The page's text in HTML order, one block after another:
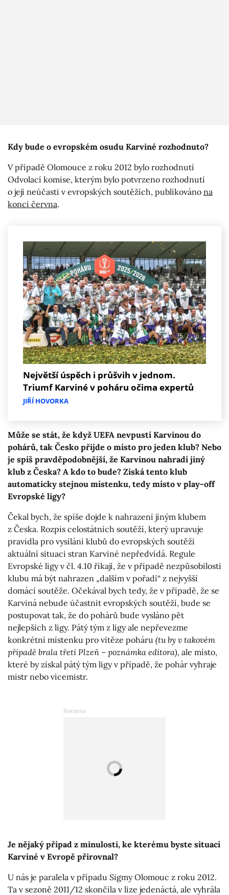
Kdy bude o evropském osudu Karviné rozhodnuto?
V případě Olomouce z roku 2012 bylo rozhodnutí
Odvolací komise, kterým bylo potvrzeno rozhodnutí
o její neúčasti v evropských soutěžích, publikováno na
konci června.
Největší úspěch i průšvih v jednom.
Triumf Karviné v poháru očima expertů
JIŘÍ HOVORKA
Může se stát, že když UEFA nevpustí Karvinou do
pohárů, tak Česko přijde o místo pro jeden klub? Nebo
je spíš pravděpodobnější, že Karvinou nahradí jiný
klub z Česka? A kdo to bude? Získá tento klub
automaticky stejnou místenku, tedy místo v play-off
Evropské ligy?
Čekal bych, že spíše dojde k nahrazení jiným klubem
z Česka. Rozpis celostátních soutěží, který upravuje
pravidla pro vysílání klubů do evropských soutěží
aktuální situaci stran Karviné nepředvídá. Regule
Evropské ligy v čl. 4.10 říkají, že v případě nezpůsobilosti
klubu má být nahrazen „dalším v pořadí“ z nejvyšší
domácí soutěže. Očekával bych tedy, že v případě, že se
Karviná nebude účastnit evropských soutěží, bude se
postupovat tak, že do pohárů bude vysláno pět
nejlepších z ligy. Pátý tým z ligy ale nepřevezme
konkrétní místenku pro vítěze poháru (tu by v takovém
případě brala třetí Plzeň – poznámka editora), ale místo,
které by získal pátý tým ligy v případě, že pohár vyhraje
mistr nebo vicemistr.
Je nějaký případ z minulosti, ke kterému byste situaci
Karviné v Evropě přirovnal?
U nás je paralela v případu Sigmy Olomouc z roku 2012.
Ta v sezoně 2011/12 skončila v lize jedenáctá, ale vyhrála